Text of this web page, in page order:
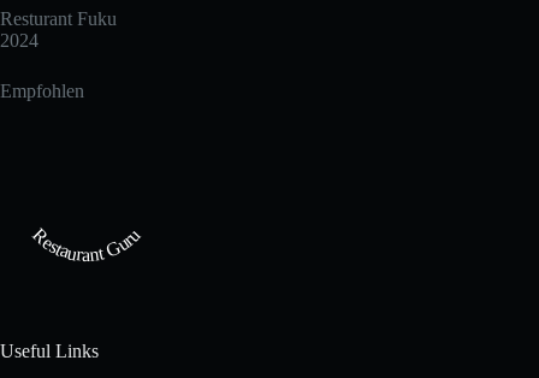
Resturant Fuku
2024
Empfohlen
Restaurant Guru
Useful Links